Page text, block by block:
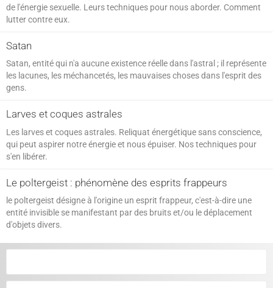
de l'énergie sexuelle. Leurs techniques pour nous aborder. Comment
lutter contre eux.
Satan
Satan, entité qui n'a aucune existence réelle dans l'astral ; il représente
les lacunes, les méchancetés, les mauvaises choses dans l'esprit des
gens.
Larves et coques astrales
Les larves et coques astrales. Reliquat énergétique sans conscience,
qui peut aspirer notre énergie et nous épuiser. Nos techniques pour
s'en libérer.
Le poltergeist : phénomène des esprits frappeurs
le poltergeist désigne à l'origine un esprit frappeur, c'est-à-dire une
entité invisible se manifestant par des bruits et/ou le déplacement
d'objets divers.